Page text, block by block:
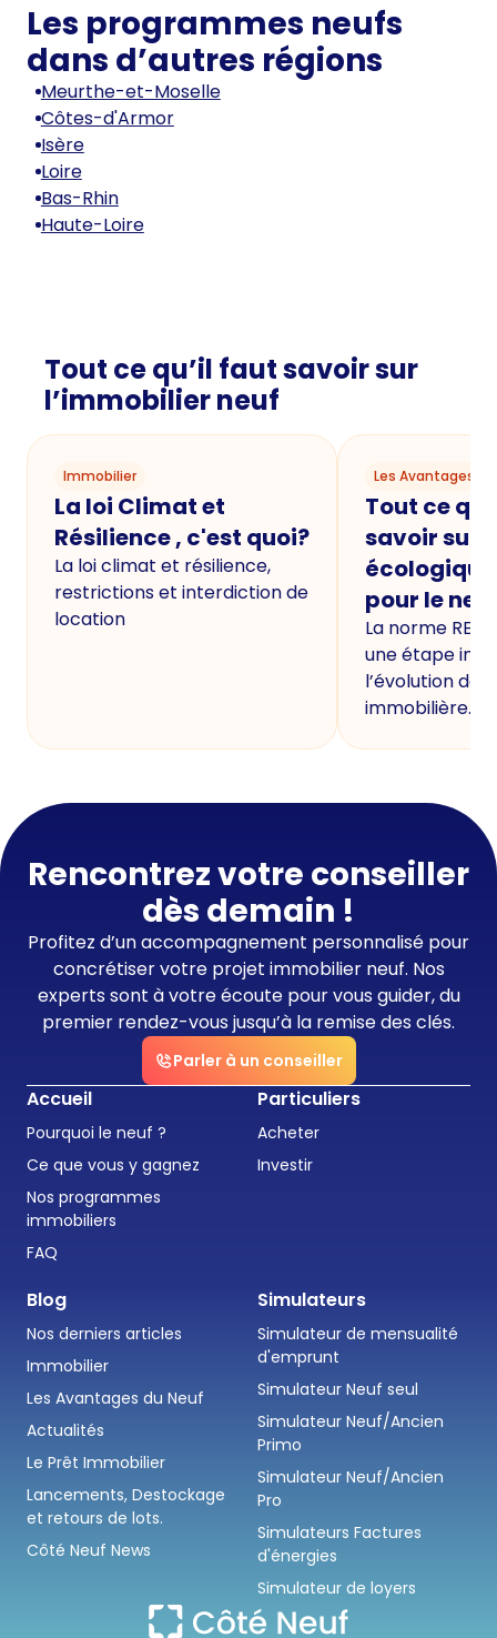
Les programmes neufs
dans d’autres régions
Meurthe-et-Moselle
Côtes-d'Armor
Isère
Loire
Bas-Rhin
Haute-Loire
Tout ce qu’il faut savoir sur
l’immobilier neuf
Immobilier
La loi Climat et
Résilience , c'est quoi?
La loi climat et résilience,
restrictions et interdiction de
location
Les Avantages
Tout ce
savoir sur
écologique
pour le
La norme
une étape
l’évolution de
immobilière.
Rencontrez votre conseiller
dès demain !
Profitez d’un accompagnement personnalisé pour
concrétiser votre projet immobilier neuf. Nos
experts sont à votre écoute pour vous guider, du
premier rendez-vous jusqu’à la remise des clés.
Parler à un conseiller
Accueil
Pourquoi le neuf ?
Ce que vous y gagnez
Nos programmes
immobiliers
FAQ
Particuliers
Acheter
Investir
Blog
Nos derniers articles
Immobilier
Les Avantages du Neuf
Actualités
Le Prêt Immobilier
Lancements, Destockage
et retours de lots.
Côté Neuf News
Simulateurs
Simulateur de mensualité
d'emprunt
Simulateur Neuf seul
Simulateur Neuf/Ancien
Primo
Simulateur Neuf/Ancien
Pro
Simulateurs Factures
d'énergies
Simulateur de loyers